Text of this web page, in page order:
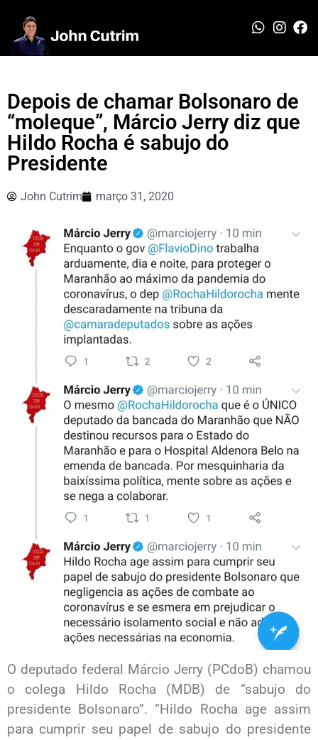
Depois de chamar Bolsonaro de
“moleque”, Márcio Jerry diz que
Hildo Rocha é sabujo do
Presidente
John Cutrim março 31, 2020
O deputado federal Márcio Jerry (PCdoB) chamou
o colega Hildo Rocha (MDB) de “sabujo do
presidente Bolsonaro”. “Hildo Rocha age assim
para cumprir seu papel de sabujo do presidente